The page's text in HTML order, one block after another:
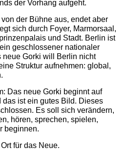
der Vorhang aufgeht.
der Bühne aus, endet aber
sich durch Foyer, Marmorsaal,
und Stadt. Berlin ist
geschlossener nationaler
neue Gorki will Berlin nicht
Struktur aufnehmen: global,
Das neue Gorki beginnt auf
ist ein gutes Bild. Dieses
Es soll sich verändern,
hören, sprechen, spielen,
beginnen.
für das Neue.